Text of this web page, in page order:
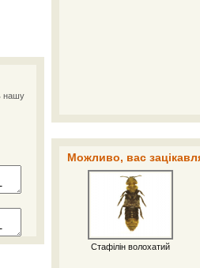
нашу
Можливо, вас
Стафілін волохатий